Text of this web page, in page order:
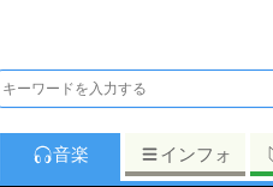
音楽 インフォ